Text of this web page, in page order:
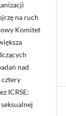
na ruch
Komitet
nad
cztery
ICRSE: